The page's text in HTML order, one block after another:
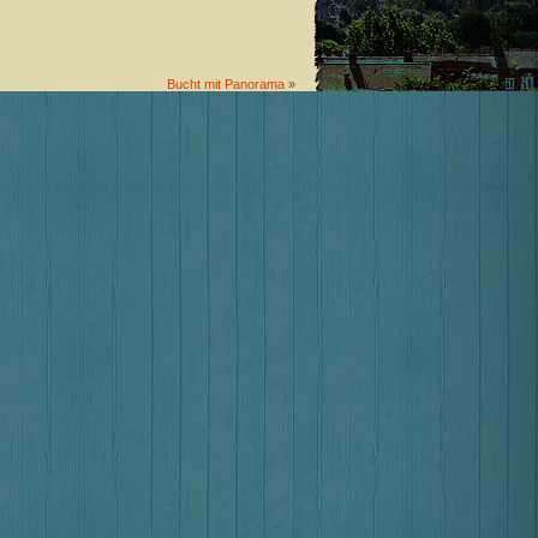
Bucht mit Panorama »